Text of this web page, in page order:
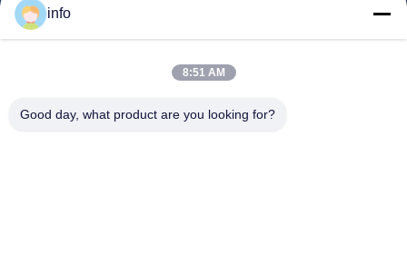
Produk
Tur Pabrik
info
8:51 AM
Good day, what product are you looking for?